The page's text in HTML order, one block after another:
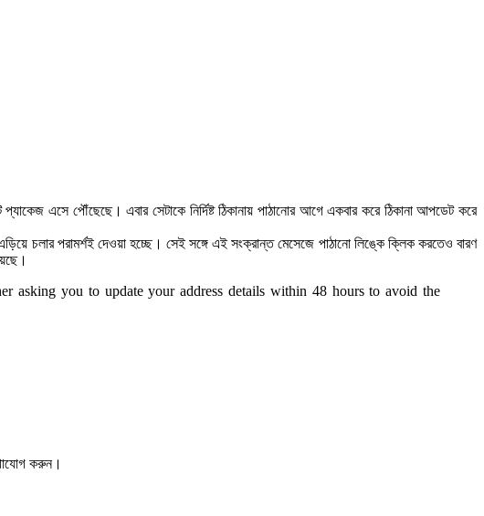
এসে পৌঁছেছে। এবার সেটাকে নির্দিষ্ট ঠিকানায় পাঠানোর আগে একবার করে ঠিকানা আপডেট করে
চলার পরামর্শই দেওয়া হচ্ছে। সেই সঙ্গে এই সংক্রান্ত মেসেজে পাঠানো লিঙ্কে ক্লিক করতেও বারণ
asking you to update your address details within 48 hours to avoid the
করুন।